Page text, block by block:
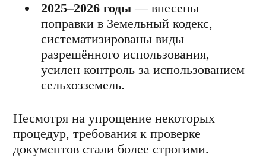
2025–2026 годы — внесены
поправки в Земельный кодекс,
систематизированы виды
разрешённого использования,
усилен контроль за использованием
сельхозземель.
Несмотря на упрощение некоторых
процедур, требования к проверке
документов стали более строгими.